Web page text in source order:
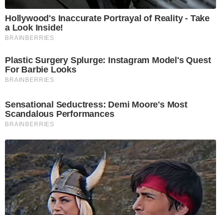
Hollywood's Inaccurate Portrayal of Reality - Take
a Look Inside!
BRAINBERRIES
Plastic Surgery Splurge: Instagram Model's Quest
For Barbie Looks
BRAINBERRIES
Sensational Seductress: Demi Moore's Most
Scandalous Performances
BRAINBERRIES